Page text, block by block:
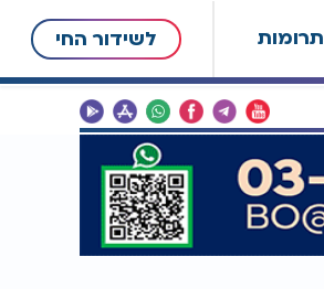
תרומות לשידור החי